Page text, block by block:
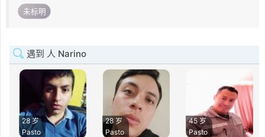
未标明
遇到 人 Narino
28 岁
Pasto
28 岁
Pasto
45 岁
Pasto